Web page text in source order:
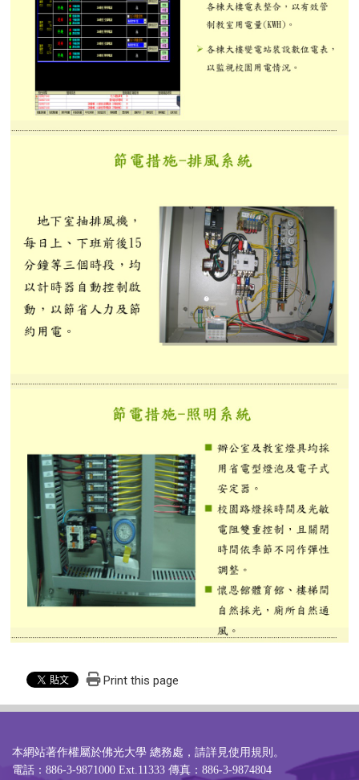
Print this page
本網站著作權屬於佛光大學 總務處，請詳見 使用規則 。
電話：886-3-9871000 Ext.11333 傳真：886-3-9874804